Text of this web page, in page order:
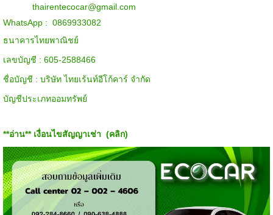
thairentecocar@gmail.com
WhatsApp : 0869933082
ธนาคารไทยพาณิชย์
เลขบัญชี : 605-2588466
ชื่อบัญชี : บริษัท ไทยเร้นท์อีโก้คาร์ จำกัด
บัญชีประเภทออมทรัพย์
**อ่าน** เงื่อนไขสัญญาเช่า (คลิก)